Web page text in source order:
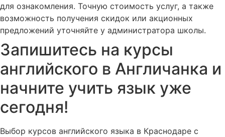
для ознакомления. Точную стоимость услуг, а также
возможность получения скидок или акционных
предложений уточняйте у администратора школы.
Запишитесь на курсы
английского в Англичанка и
начните учить язык уже
сегодня!
Выбор курсов английского языка в Краснодаре с